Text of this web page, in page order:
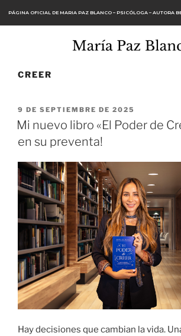
PÁGINA OFICIAL DE MARIA PAZ BLANCO – PSICÓLOGA – AUTORA
CREER
9 DE SEPTIEMBRE DE 2025
Mi nuevo libro «El Poder de
en su preventa!
Hay decisiones que cambian la vida.